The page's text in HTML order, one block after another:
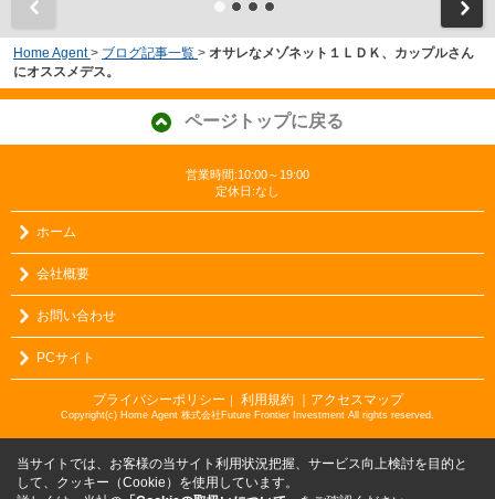
Home Agent > ブログ記事一覧 > オサレなメゾネット１ＬＤＫ、カップルさん
にオススメデス。
ページトップに戻る
営業時間:10:00～19:00
定休日:なし
ホーム
会社概要
お問い合わせ
PCサイト
プライバシーポリシー ｜ 利用規約 ｜アクセスマップ
Copyright(c) Home Agent 株式会社Future Frontier Investment All rights reserved.
当サイトでは、お客様の当サイト利用状況把握、サービス向上検討を目的と
して、クッキー（Cookie）を使用しています。